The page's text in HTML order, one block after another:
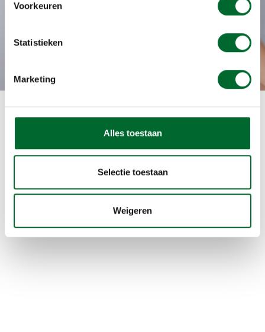
Voorkeuren
Statistieken
Marketing
Alles toestaan
Selectie toestaan
Weigeren
Wij bieden u chirurgische verwijdering van littekens tegen
Nieuws